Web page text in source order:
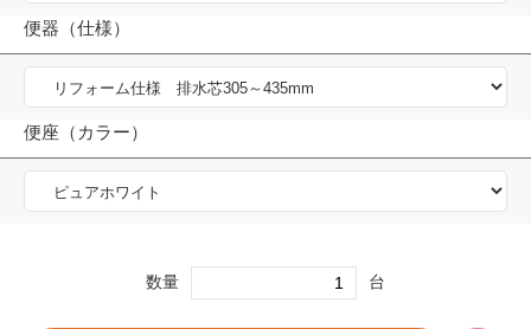
便器（仕様）
便座（カラー）
数量 台